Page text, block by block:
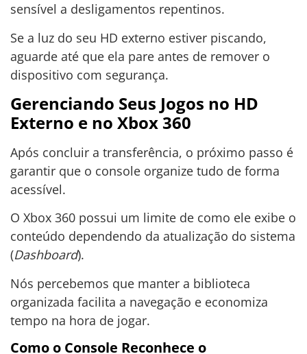
sensível a desligamentos repentinos.
Se a luz do seu HD externo estiver piscando,
aguarde até que ela pare antes de remover o
dispositivo com segurança.
Gerenciando Seus Jogos no HD
Externo e no Xbox 360
Após concluir a transferência, o próximo passo é
garantir que o console organize tudo de forma
acessível.
O Xbox 360 possui um limite de como ele exibe o
conteúdo dependendo da atualização do sistema
(Dashboard).
Nós percebemos que manter a biblioteca
organizada facilita a navegação e economiza
tempo na hora de jogar.
Como o Console Reconhece o